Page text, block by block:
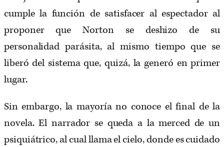
cumple la función de satisfacer al espectador al
proponer que Norton se deshizo de su
personalidad parásita, al mismo tiempo que se
liberó del sistema que, quizá, la generó en primer
lugar.
Sin embargo, la mayoría no conoce el final de la
novela. El narrador se queda a la merced de un
psiquiátrico, al cual llama el cielo, donde es cuidado